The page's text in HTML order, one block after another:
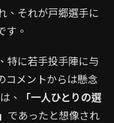
、それが戸郷選手に
す。
特に若手投手陣に与
コメントからは懸念
、
「一人ひとりの選
であったと想像され